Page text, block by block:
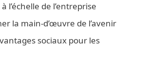
l’échelle de l’entreprise
la main-d’œuvre de l’avenir
sociaux pour les